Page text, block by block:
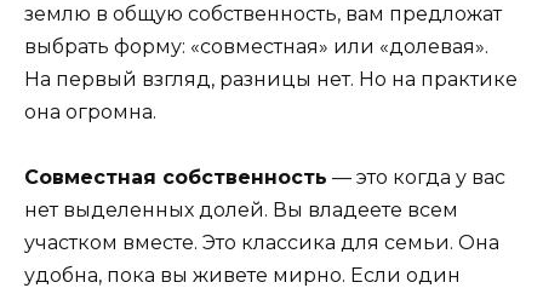
землю в общую собственность, вам предложат
выбрать форму: «совместная» или «долевая».
На первый взгляд, разницы нет. Но на практике
она огромна.
Совместная собственность — это когда у вас
нет выделенных долей. Вы владеете всем
участком вместе. Это классика для семьи. Она
удобна, пока вы живете мирно. Если один